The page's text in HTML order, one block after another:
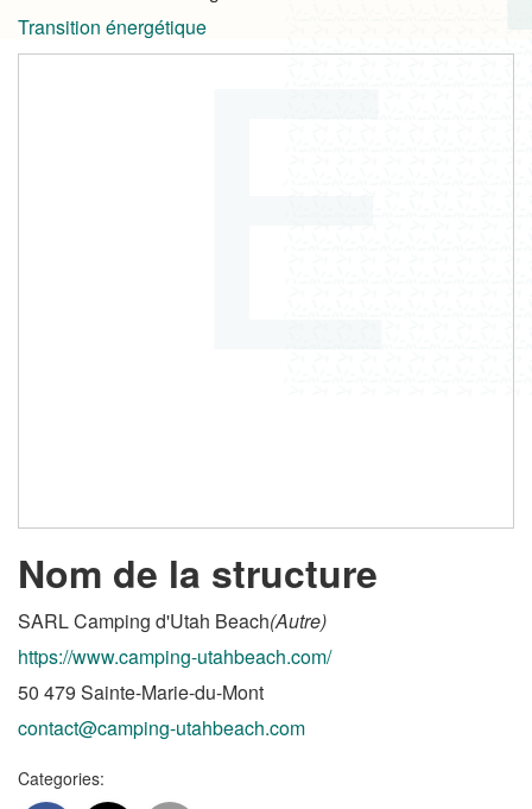
Transition énergétique
Nom de la structure
SARL Camping d'Utah Beach(Autre)
https://www.camping-utahbeach.com/
50 479 Sainte-Marie-du-Mont
contact@camping-utahbeach.com
Categories: